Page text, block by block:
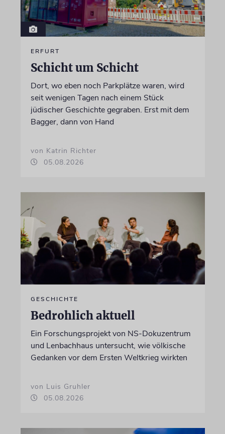
ERFURT
Schicht um Schicht
Dort, wo eben noch Parkplätze waren, wird
seit wenigen Tagen nach einem Stück
jüdischer Geschichte gegraben. Erst mit dem
Bagger, dann von Hand
von Katrin Richter
05.08.2026
GESCHICHTE
Bedrohlich aktuell
Ein Forschungsprojekt von NS-Dokuzentrum
und Lenbachhaus untersucht, wie völkische
Gedanken vor dem Ersten Weltkrieg wirkten
von Luis Gruhler
05.08.2026